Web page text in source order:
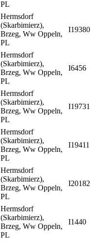
PL
Hermsdorf
(Skarbimierz),
Brzeg, Ww Oppeln,
PL
I19380
Hermsdorf
(Skarbimierz),
Brzeg, Ww Oppeln,
PL
I6456
Hermsdorf
(Skarbimierz),
Brzeg, Ww Oppeln,
PL
I19731
Hermsdorf
(Skarbimierz),
Brzeg, Ww Oppeln,
PL
I19411
Hermsdorf
(Skarbimierz),
Brzeg, Ww Oppeln,
PL
I20182
Hermsdorf
(Skarbimierz),
Brzeg, Ww Oppeln,
PL
I1440